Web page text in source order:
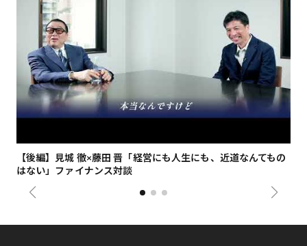
【後編】見城 徹×藤田 晋「経営にも人生にも、近道なんてもの
はない」ファイナンス対談